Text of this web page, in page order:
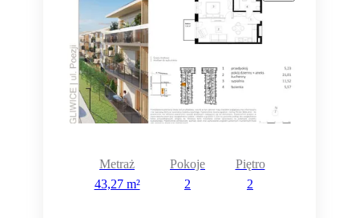
Metraż
43,27 m²
Pokoje
2
Piętro
2